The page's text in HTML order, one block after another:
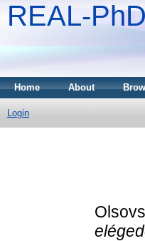
REAL-
Home About
Login